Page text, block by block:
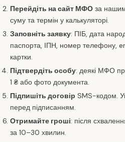
Перейдіть на сайт МФО за
суму та термін у калькуляторі.
Заповніть заявку: ПІБ, дата
паспорта, ІПН, номер телефону,
картки.
Підтвердіть особу: деякі МФО
1 ₴ або фото документа.
Підпишіть договір SMS-кодом.
перед підписанням.
Отримайте гроші: після
за 10–30 хвилин.